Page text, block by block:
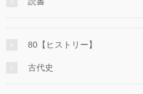
80【ヒストリー】
古代史